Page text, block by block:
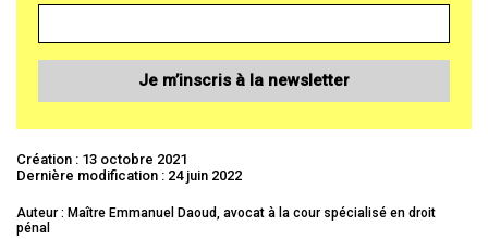
Je m’inscris à la newsletter
Création : 13 octobre 2021
Dernière modification : 24 juin 2022
Auteur : Maître Emmanuel Daoud, avocat à la cour spécialisé en droit
pénal